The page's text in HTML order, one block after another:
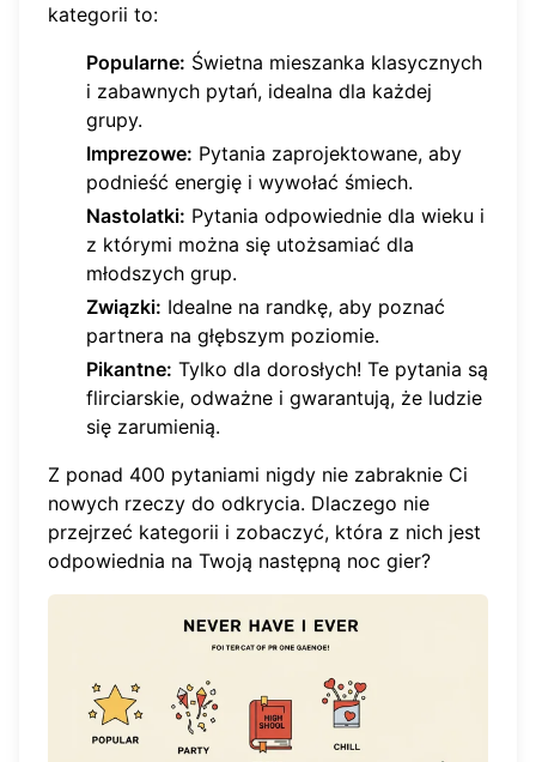
kategorii to:
Popularne: Świetna mieszanka klasycznych
i zabawnych pytań, idealna dla każdej
grupy.
Imprezowe: Pytania zaprojektowane, aby
podnieść energię i wywołać śmiech.
Nastolatki: Pytania odpowiednie dla wieku i
z którymi można się utożsamiać dla
młodszych grup.
Związki: Idealne na randkę, aby poznać
partnera na głębszym poziomie.
Pikantne: Tylko dla dorosłych! Te pytania są
flirciarskie, odważne i gwarantują, że ludzie
się zarumienią.
Z ponad 400 pytaniami nigdy nie zabraknie Ci
nowych rzeczy do odkrycia. Dlaczego nie
przejrzeć kategorii i zobaczyć, która z nich jest
odpowiednia na Twoją następną noc gier?